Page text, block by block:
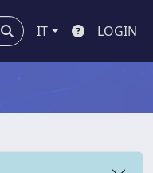
IT LOGIN